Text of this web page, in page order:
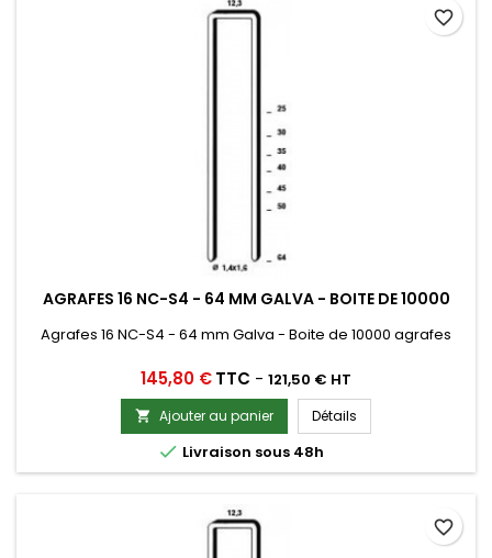
AGRAFES 16 NC-S4 - 64 MM GALVA - BOITE DE 10000
Agrafes 16 NC-S4 - 64 mm Galva - Boite de 10000 agrafes
Prix
145,80 €TTC - 121,50 € HT
 Ajouter au panier Détails
 Livraison sous 48h
favorite_border
favorite_border